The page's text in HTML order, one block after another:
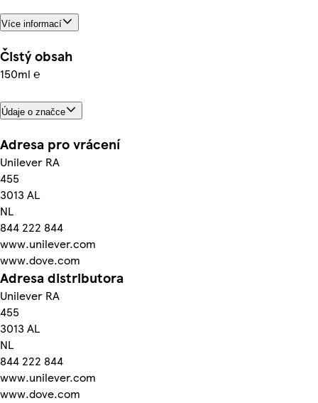
Více informací
Čistý obsah
150ml ℮
Údaje o značce
Adresa pro vrácení
Unilever RA
455
3013 AL
NL
844 222 844
www.unilever.com
www.dove.com
Adresa distributora
Unilever RA
455
3013 AL
NL
844 222 844
www.unilever.com
www.dove.com